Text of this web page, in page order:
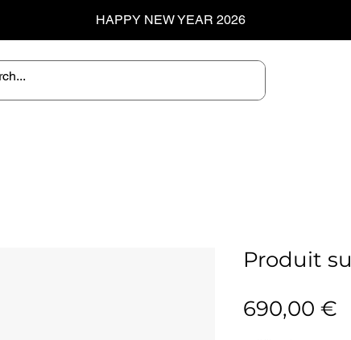
HAPPY NEW YEAR 2026
Produit
690,00 €